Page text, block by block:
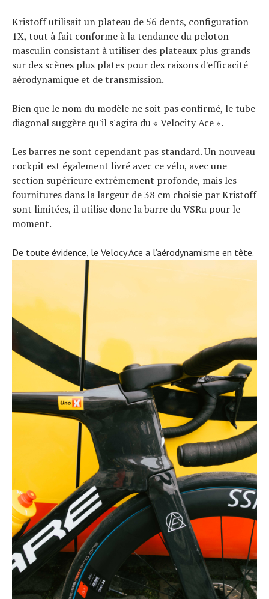
Kristoff utilisait un plateau de 56 dents, configuration
1X, tout à fait conforme à la tendance du peloton
masculin consistant à utiliser des plateaux plus grands
sur des scènes plus plates pour des raisons d'efficacité
aérodynamique et de transmission.
Bien que le nom du modèle ne soit pas confirmé, le tube
diagonal suggère qu'il s'agira du « Velocity Ace ».
Les barres ne sont cependant pas standard. Un nouveau
cockpit est également livré avec ce vélo, avec une
section supérieure extrêmement profonde, mais les
fournitures dans la largeur de 38 cm choisie par Kristoff
sont limitées, il utilise donc la barre du VSRu pour le
moment.
De toute évidence, le Velocy Ace a l’aérodynamisme en tête.
Actualités
Technologies
Tests de produits
Tous nos articles